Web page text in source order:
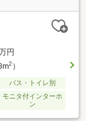
円
2）
バス・トイレ別
モニタ付インターホ
ン